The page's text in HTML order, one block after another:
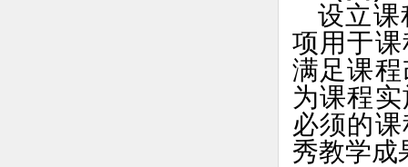
设立课
项用于
满足课
为课程
必须的
秀教学成